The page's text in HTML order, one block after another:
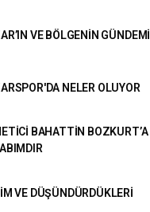
VE BÖLGENİN GÜNDEMİ
NELER OLUYOR
BAHATTİN BOZKURT’A
VE DÜŞÜNDÜRDÜKLERİ